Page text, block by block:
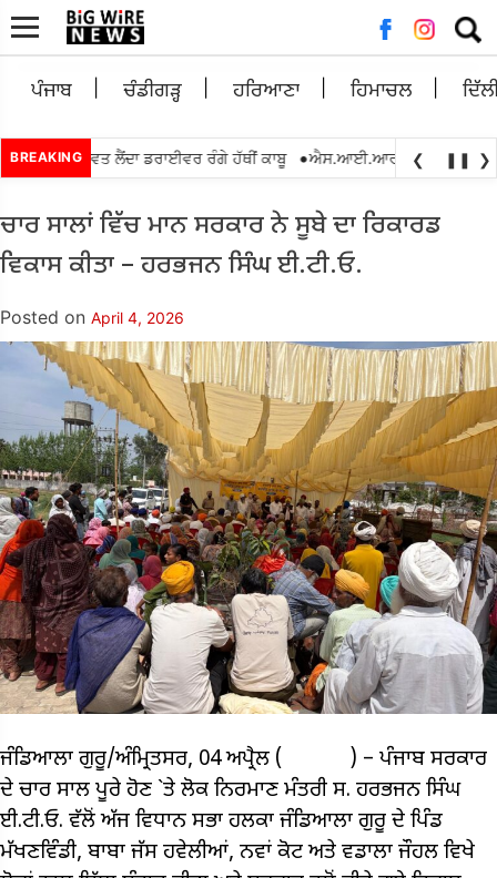
for:
ਪੰਜਾਬ ਚੰਡੀਗੜ੍ਹ ਹਰਿਆਣਾ ਹਿਮਾਚਲ
BREAKING
ਰੁਪਏ ਰਿਸ਼ਵਤ ਲੈਂਦਾ ਡਰਾਈਵਰ ਰੰਗੇ ਹੱਥੀਂ ਕਾਬੂ •ਐਸ.ਆਈ.ਆਰ.2026 ਦੌਰਾਨ
❮ ❚❚ ❯
ਚਾਰ ਸਾਲਾਂ ਵਿੱਚ ਮਾਨ ਸਰਕਾਰ ਨੇ ਸੂਬੇ ਦਾ ਰਿਕਾਰਡ
ਵਿਕਾਸ ਕੀਤਾ – ਹਰਭਜਨ ਸਿੰਘ ਈ.ਟੀ.ਓ.
Posted on April 4, 2026
ਜੰਡਿਆਲਾ ਗੁਰੂ/ਅੰਮ੍ਰਿਤਸਰ, 04 ਅਪ੍ਰੈਲ ( ) – ਪੰਜਾਬ ਸਰਕਾਰ
ਦੇ ਚਾਰ ਸਾਲ ਪੂਰੇ ਹੋਣ `ਤੇ ਲੋਕ ਨਿਰਮਾਣ ਮੰਤਰੀ ਸ. ਹਰਭਜਨ ਸਿੰਘ
ਈ.ਟੀ.ਓ. ਵੱਲੋਂ ਅੱਜ ਵਿਧਾਨ ਸਭਾ ਹਲਕਾ ਜੰਡਿਆਲਾ ਗੁਰੂ ਦੇ ਪਿੰਡ
ਮੱਖਣਵਿੰਡੀ, ਬਾਬਾ ਜੱਸ ਹਵੇਲੀਆਂ, ਨਵਾਂ ਕੋਟ ਅਤੇ ਵਡਾਲਾ ਜੌਹਲ ਵਿਖੇ